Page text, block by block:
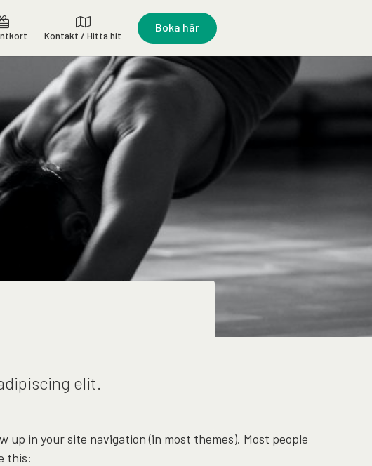
Kontakt / Hitta hit
Boka här
elit.
up in your site navigation (in most themes). Most people
this: